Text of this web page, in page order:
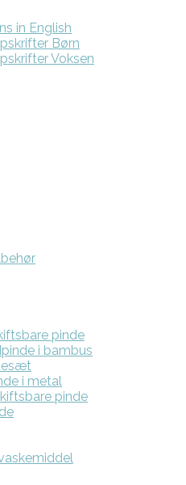
in English
Børn
Voksen
pinde
i bambus
i metal
pinde